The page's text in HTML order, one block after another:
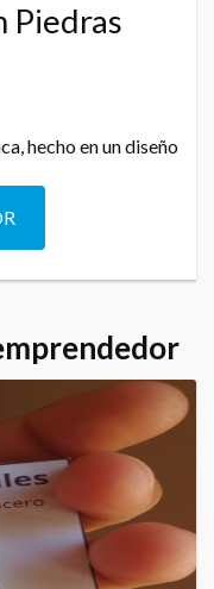
Piedras
hecho en un diseño